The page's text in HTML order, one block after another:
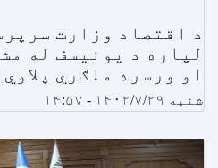
د اقتصاد وزارت
لپاره د یونیسف له
او ورسره ملګري
شنبه ۱۴۰۲/۷/۲۹ - ۱۴:۵۷